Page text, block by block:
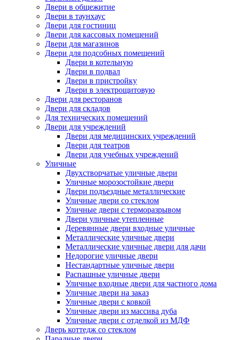
Двери в общежитие
Двери в таунхаус
Двери для гостиниц
Двери для кассовых помещений
Двери для магазинов
Двери для подсобных помещений
Двери в котельную
Двери в подвал
Двери в пристройку
Двери в электрощитовую
Двери для ресторанов
Двери для складов
Для технических помещений
Двери для учреждений
Двери для медицинских учреждений
Двери для театров
Двери для учебных учреждений
Уличные
Двухстворчатые уличные двери
Уличные морозостойкие двери
Двери подъездные металлические
Уличные двери со стеклом
Уличные двери с терморазрывом
Двери уличные утепленные
Деревянные двери входные уличные
Металлические уличные двери
Металлические уличные двери для дачи
Недорогие уличные двери
Нестандартные уличные двери
Распашные уличные двери
Уличные входные двери для частного дома
Уличные двери на заказ
Уличные двери с ковкой
Уличные двери из массива дуба
Уличные двери с отделкой из МДФ
Дверь коттедж со стеклом